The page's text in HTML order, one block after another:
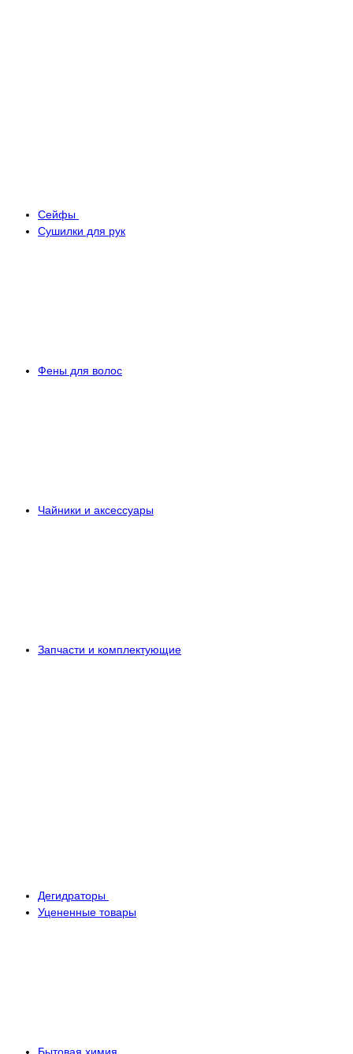
Сейфы
Сушилки для рук
Фены для волос
Чайники и аксессуары
Запчасти и комплектующие
Дегидраторы
Уцененные товары
Бытовая химия